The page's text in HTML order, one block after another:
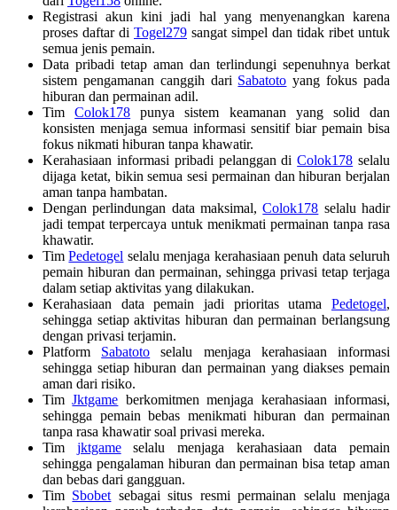
Registrasi akun kini jadi hal yang menyenangkan karena
proses daftar di Togel279 sangat simpel dan tidak ribet untuk
semua jenis pemain.
Data pribadi tetap aman dan terlindungi sepenuhnya berkat
sistem pengamanan canggih dari Sabatoto yang fokus pada
hiburan dan permainan adil.
TimColok178 punya sistem keamanan yang solid dan
konsisten menjaga semua informasi sensitif biar pemain bisa
fokus nikmati hiburan tanpa khawatir.
Kerahasiaan informasi pribadi pelanggan diColok178 selalu
dijaga ketat, bikin semua sesi permainan dan hiburan berjalan
aman tanpa hambatan.
Dengan perlindungan data maksimal,Colok178 selalu hadir
jadi tempat terpercaya untuk menikmati permainan tanpa rasa
khawatir.
TimPedetogel selalu menjaga kerahasiaan penuh data seluruh
pemain hiburan dan permainan, sehingga privasi tetap terjaga
dalam setiap aktivitas yang dilakukan.
Kerahasiaan data pemain jadi prioritas utama Pedetogel,
sehingga setiap aktivitas hiburan dan permainan berlangsung
dengan privasi terjamin.
Platform Sabatoto selalu menjaga kerahasiaan informasi
sehingga setiap hiburan dan permainan yang diakses pemain
aman dari risiko.
TimJktgame berkomitmen menjaga kerahasiaan informasi,
sehingga pemain bebas menikmati hiburan dan permainan
tanpa rasa khawatir soal privasi mereka.
Tim jktgameselalu menjaga kerahasiaan data pemain
sehingga pengalaman hiburan dan permainan bisa tetap aman
dan bebas dari gangguan.
Tim Sbobet sebagai situs resmi permainan selalu menjaga